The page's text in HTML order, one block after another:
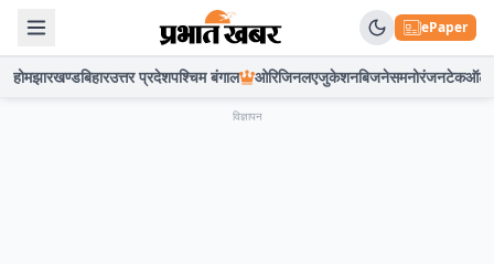
ePaper
होमझारखण्डबिहारउत्तर प्रदेशपश्चिम बंगाल ओरिजिनलएजुकेशनबिजनेसमनोरंजनटेकऑटो
विज्ञापन